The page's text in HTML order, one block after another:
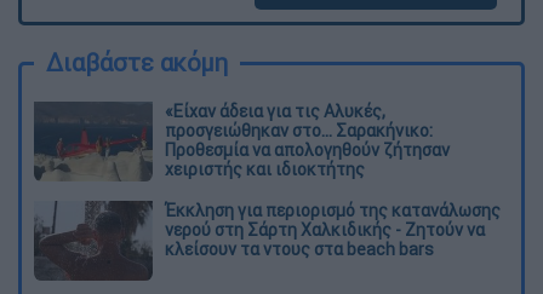
Διαβάστε ακόμη
«Είχαν άδεια για τις Αλυκές,
προσγειώθηκαν στο... Σαρακήνικο:
Προθεσμία να απολογηθούν ζήτησαν
χειριστής και ιδιοκτήτης
Έκκληση για περιορισμό της κατανάλωσης
νερού στη Σάρτη Χαλκιδικής - Ζητούν να
κλείσουν τα ντους στα beach bars